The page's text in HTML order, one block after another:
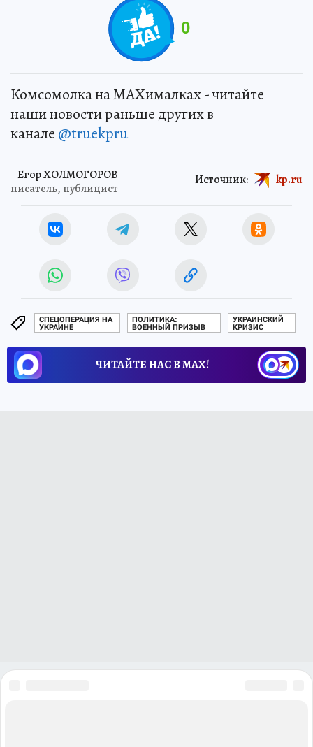
0
Комсомолка на MAXималках - читайте
наши новости раньше других в
канале @truekpru
Егор ХОЛМОГОРОВ
писатель, публицист
Источник: kp.ru
СПЕЦОПЕРАЦИЯ НА
УКРАИНЕ
ПОЛИТИКА:
ВОЕННЫЙ ПРИЗЫВ
УКРАИНСКИЙ
КРИЗИС
ЧИТАЙТЕ НАС В МАХ!